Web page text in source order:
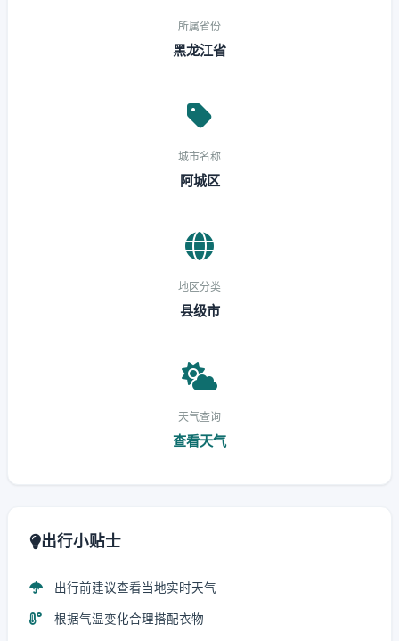
所属省份
黑龙江省
城市名称
阿城区
地区分类
县级市
天气查询
查看天气
出行小贴士
出行前建议查看当地实时天气
根据气温变化合理搭配衣物